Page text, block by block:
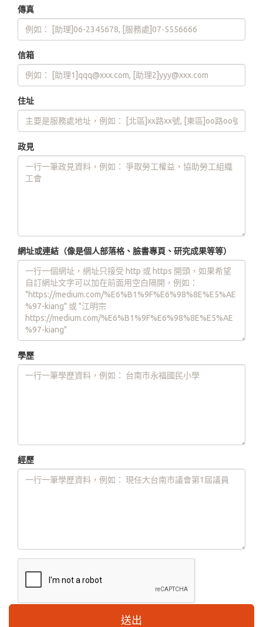
傳真
信箱
住址
政見
網址或連結（像是個人部落格、臉書專頁、研究成果等等）
學歷
經歷
送出